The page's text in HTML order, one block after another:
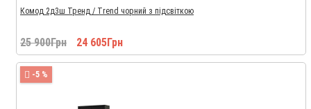
Комод 2д3ш Тренд / Trend чорний з підсвіткою
25 900Грн 24 605Грн
-5 %